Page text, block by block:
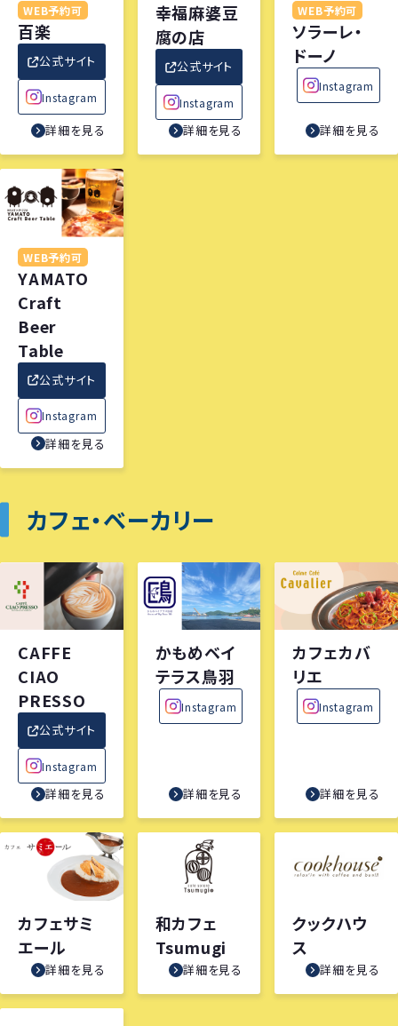
WEB予約可
百楽
公式サイト
Instagram
詳細を見る
幸福麻婆豆
腐の店
公式サイト
Instagram
詳細を見る
WEB予約可
ソラーレ・
ドーノ
Instagram
詳細を見る
WEB予約可
YAMATO
Craft
Beer
Table
公式サイト
Instagram
詳細を見る
カフェ・ベーカリー
CAFFE
CIAO
PRESSO
公式サイト
Instagram
詳細を見る
かもめベイ
テラス鳥羽
Instagram
詳細を見る
カフェカバ
リエ
Instagram
詳細を見る
カフェサミ
エール
詳細を見る
和カフェ
Tsumugi
詳細を見る
クックハウ
ス
詳細を見る